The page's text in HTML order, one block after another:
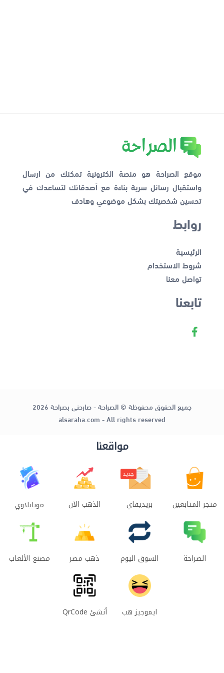
موقع الصراحة هو منصة الكترونية تمكنك من ارسال
واستقبال رسائل سرية بناءة مع أصدقائك لتساعدك في
تحسين شخصيتك بشكل موضوعي وهادف
روابط
الرئيسية
شروط الاستخدام
تواصل معنا
تابعنا
جميع الحقوق محفوظة © الصراحة - صارحني بصراحة 2026
alsaraha.com - All rights reserved